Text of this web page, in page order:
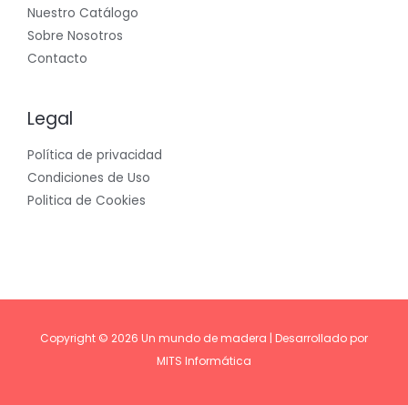
Nuestro Catálogo
Sobre Nosotros
Contacto
Legal
Política de privacidad
Condiciones de Uso
Politica de Cookies
Copyright © 2026 Un mundo de madera | Desarrollado por
MITS Informática